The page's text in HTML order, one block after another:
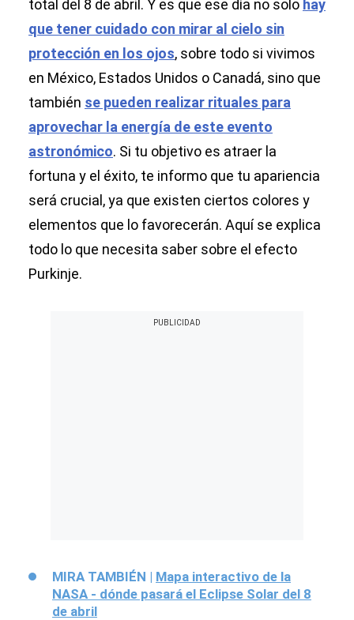
total del 8 de abril. Y es que ese día no solo hay
que tener cuidado con mirar al cielo sin
protección en los ojos, sobre todo si vivimos
en México, Estados Unidos o Canadá, sino que
también se pueden realizar rituales para
aprovechar la energía de este evento
astronómico. Si tu objetivo es atraer la
fortuna y el éxito, te informo que tu apariencia
será crucial, ya que existen ciertos colores y
elementos que lo favorecerán. Aquí se explica
todo lo que necesita saber sobre el efecto
Purkinje.
MIRA TAMBIÉN | Mapa interactivo de la
NASA - dónde pasará el Eclipse Solar del 8
de abril